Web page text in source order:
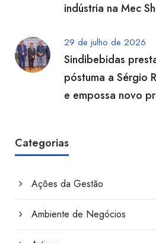
indústria na Mec
29 de julho de 2026
Sindibebidas
póstuma a Sérgio
e empossa novo
Categorias
Ações da Gestão
Ambiente de Negócios